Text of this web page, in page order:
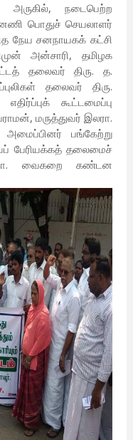
நடைபெற்ற
பொதுச் செயலாளர்
நேய சனநாயகக் கட்சி
அன்சாரி, தமிழக
தலைவர் திரு. த.
தலைவர் திரு.
கூட்டமைப்பு
மருத்துவர் இலரா.
அமைப்பினர் பங்கேற்று
பேரியக்கத் தலைமைச்
நா. வைகறை கண்டன